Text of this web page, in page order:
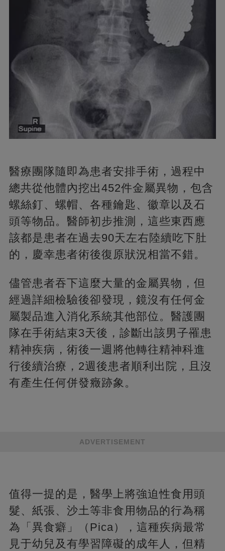
醫療團隊隨即為患者安排手術，過程中
總共從他體內挖出452件金屬異物，包含
螺絲釘、螺帽、各種鑰匙、徽章以及石
頭等物品。醫師初步推測，這些東西應
該都是患者在過去90天左右陸續吃下肚
的，慶幸患者術後復原狀況相當不錯。
儘管患者吞下這麼大量的金屬異物，但
經過詳細檢驗後卻發現，鏡沒有任何金
屬製品進入消化系統其他部位。醫護團
隊在手術結束3天後，診斷出該男子罹患
精神疾病，術後一週將他轉往精神科進
行後續治療，2週後患者順利出院，且沒
有產生任何併發癥跡象。
ADVERTISEMENT
值得一提的是，醫學上將強迫性食用頭
髮、紙張、沙土等非食用物品的行為稱
為「異食癖」（Pica），這種疾病最常
見于幼兒及有學習障礙的成年人，但精